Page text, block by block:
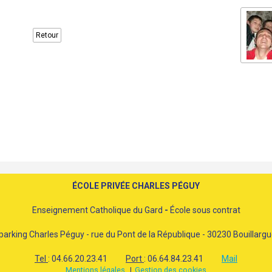
Retour
ÉCOLE PRIVÉE CHARLES PÉGUY
Enseignement Catholique du Gard - École sous contrat
Charles Péguy - rue du Pont de la République - 30230
Tel : 04.66.20.23.41 Port: 06.64.84.23.41 Mail
Mentions légales Gestion des cookies